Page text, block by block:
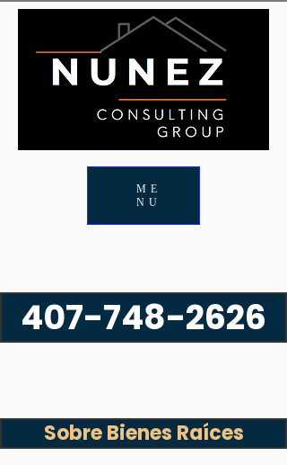
ME
NU
Sobre Bienes Raíces
407-748-2626